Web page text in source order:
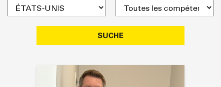
SUCHE